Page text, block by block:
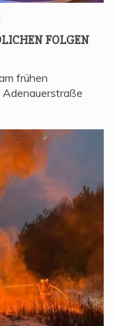
FOLGEN
frühen